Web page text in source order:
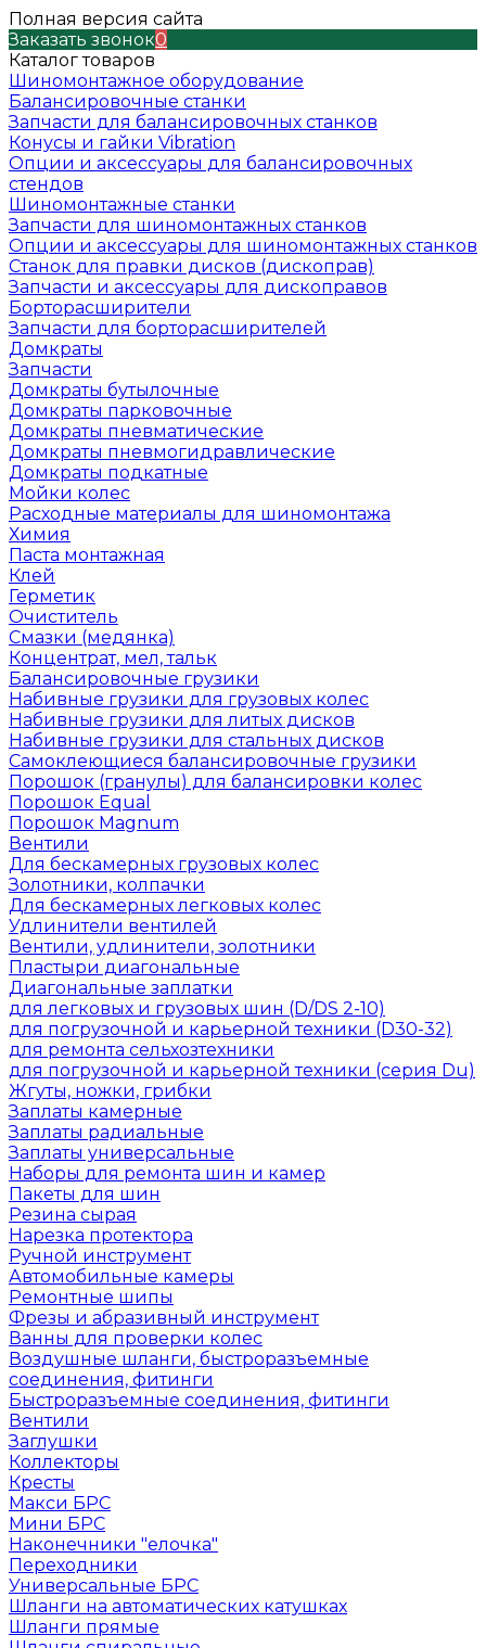
Полная версия сайта
Заказать звонок0
Каталог товаров
Шиномонтажное оборудование
Балансировочные станки
Запчасти для балансировочных станков
Конусы и гайки Vibration
Опции и аксессуары для балансировочных
стендов
Шиномонтажные станки
Запчасти для шиномонтажных станков
Опции и аксессуары для шиномонтажных станков
Станок для правки дисков (дископрав)
Запчасти и аксессуары для дископравов
Борторасширители
Запчасти для борторасширителей
Домкраты
Запчасти
Домкраты бутылочные
Домкраты парковочные
Домкраты пневматические
Домкраты пневмогидравлические
Домкраты подкатные
Мойки колес
Расходные материалы для шиномонтажа
Химия
Паста монтажная
Клей
Герметик
Очиститель
Смазки (медянка)
Концентрат, мел, тальк
Балансировочные грузики
Набивные грузики для грузовых колес
Набивные грузики для литых дисков
Набивные грузики для стальных дисков
Самоклеющиеся балансировочные грузики
Порошок (гранулы) для балансировки колес
Порошок Equal
Порошок Magnum
Вентили
Для бескамерных грузовых колес
Золотники, колпачки
Для бескамерных легковых колес
Удлинители вентилей
Вентили, удлинители, золотники
Пластыри диагональные
Диагональные заплатки
для легковых и грузовых шин (D/DS 2-10)
для погрузочной и карьерной техники (D30-32)
для ремонта сельхозтехники
для погрузочной и карьерной техники (серия Du)
Жгуты, ножки, грибки
Заплаты камерные
Заплаты радиальные
Заплаты универсальные
Наборы для ремонта шин и камер
Пакеты для шин
Резина сырая
Нарезка протектора
Ручной инструмент
Автомобильные камеры
Ремонтные шипы
Фрезы и абразивный инструмент
Ванны для проверки колес
Воздушные шланги, быстроразъемные
соединения, фитинги
Быстроразъемные соединения, фитинги
Вентили
Заглушки
Коллекторы
Кресты
Макси БРС
Мини БРС
Наконечники "елочка"
Переходники
Универсальные БРС
Шланги на автоматических катушках
Шланги прямые